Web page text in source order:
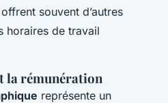
souvent d’autres
horaires de travail
la rémunération
représente un